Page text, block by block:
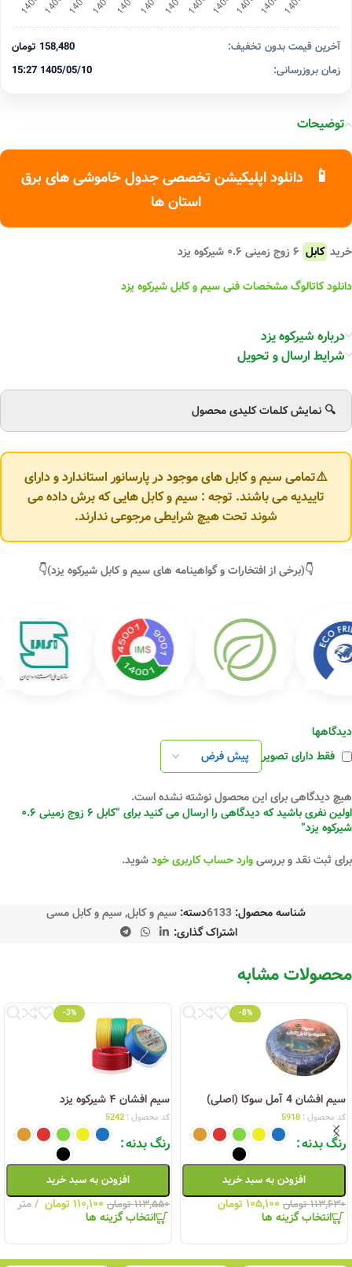
آخرین قیمت بدون تخفیف:
158,480 تومان
زمان بروزرسانی:
1405/05/10 15:27
توضیحات
📱
دانلود اپلیکیشن تخصصی جدول خاموشی های برق
استان ها
خرید کابل
دانلود کاتالوگ مشخصات فنی سیم و کابل شیرکوه یزد
درباره شیرکوه یزد
شرایط ارسال و تحویل
🔍 نمایش کلمات کلیدی محصول
⚠️تمامی سیم و کابل های موجود در پارسانور استاندارد و دارای
تاییدیه می باشند. توجه : سیم و کابل هایی که برش داده می
شوند تحت هیچ شرایطی مرجوعی ندارند.
👇(برخی از افتخارات و گواهینامه های سیم و کابل شیرکوه یزد)👇
دیدگاهها
فقط دارای تصویر
هیچ دیدگاهی برای این محصول نوشته نشده است.
اولین نفری باشید که دیدگاهی را ارسال می کنید برای “کابل ۶ زوج زمینی ۰.۶
شیرکوه یزد”
برای ثبت نقد و بررسیوارد حساب کاربری خودشوید.
شناسه محصول: 6133دسته: سیم و کابل,سیم و کابل مسی
اشتراک گذاری:
محصولات مشابه
-8%
سیم افشان 4 آمل سوکا (اصلی)
کد محصول : 5918
رنگ بدنه
افزودن به سبد خرید
۱۱۳,۶۳۰ تومان ۱۰۵,۱۰۰ تومان
انتخاب گزینه ها
-3%
سیم افشان ۴ شیرکوه یزد
کد محصول : 5242
رنگ بدنه
افزودن به سبد خرید
۱۱۳,۵۵۰ تومان ۱۱۰,۱۰۰ تومان متر
انتخاب گزینه ها